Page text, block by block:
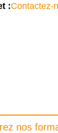
:Contactez-
nos